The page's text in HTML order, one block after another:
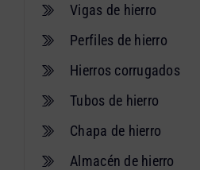
Vigas de hierro
Perfiles de hierro
Hierros corrugados
Tubos de hierro
Chapa de hierro
Almacén de hierro